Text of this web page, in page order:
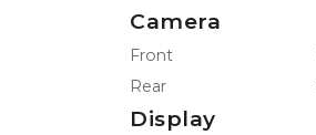
Camera
Front
Rear
Display